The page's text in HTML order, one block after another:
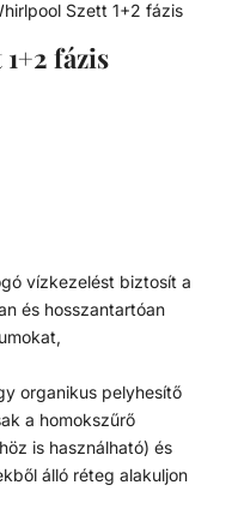
Szett 1+2 fázis
fázis
vízkezelést biztosít a
és hosszantartóan
organikus pelyhesítő
a homokszűrő
is használható) és
álló réteg alakuljon